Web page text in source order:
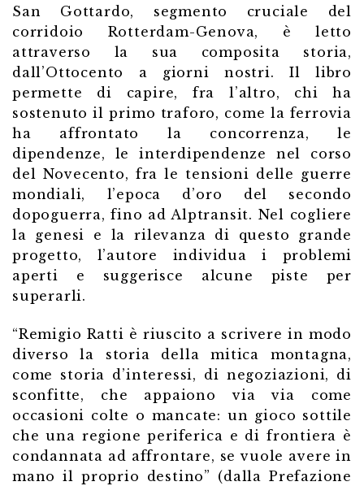
San Gottardo, segmento cruciale del
corridoio Rotterdam-Genova, è letto
attraverso la sua composita storia,
dall’Ottocento a giorni nostri. Il libro
permette di capire, fra l’altro, chi ha
sostenuto il primo traforo, come la ferrovia
ha affrontato la concorrenza, le
dipendenze, le interdipendenze nel corso
del Novecento, fra le tensioni delle guerre
mondiali, l’epoca d’oro del secondo
dopoguerra, fino ad Alptransit. Nel cogliere
la genesi e la rilevanza di questo grande
progetto, l’autore individua i problemi
aperti e suggerisce alcune piste per
superarli.
“Remigio Ratti è riuscito a scrivere in modo
diverso la storia della mitica montagna,
come storia d’interessi, di negoziazioni, di
sconfitte, che appaiono via via come
occasioni colte o mancate: un gioco sottile
che una regione periferica e di frontiera è
condannata ad affrontare, se vuole avere in
mano il proprio destino” (dalla Prefazione